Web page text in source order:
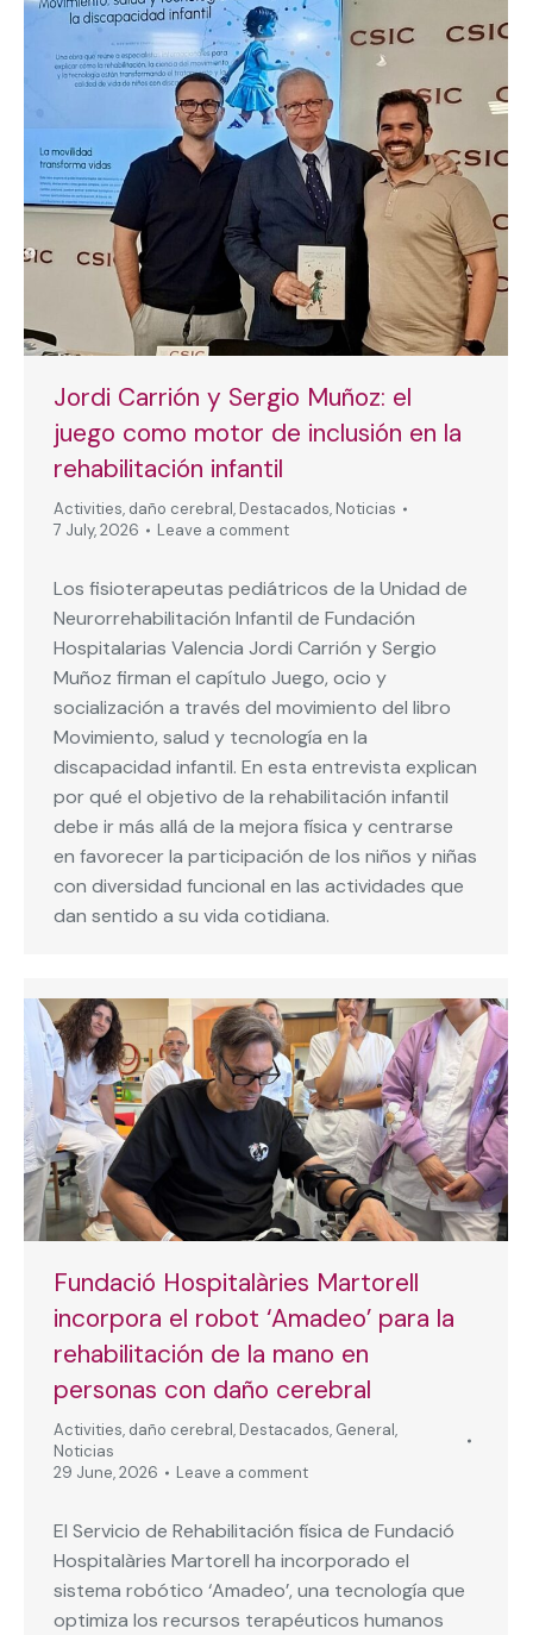
Jordi Carrión y Sergio Muñoz: el
juego como motor de inclusión en la
rehabilitación infantil
Activities, daño cerebral, Destacados, Noticias
7 July, 2026
Leave a comment
Los fisioterapeutas pediátricos de la Unidad de
Neurorrehabilitación Infantil de Fundación
Hospitalarias Valencia Jordi Carrión y Sergio
Muñoz firman el capítulo Juego, ocio y
socialización a través del movimiento del libro
Movimiento, salud y tecnología en la
discapacidad infantil. En esta entrevista explican
por qué el objetivo de la rehabilitación infantil
debe ir más allá de la mejora física y centrarse
en favorecer la participación de los niños y niñas
con diversidad funcional en las actividades que
dan sentido a su vida cotidiana.
Fundació Hospitalàries Martorell
incorpora el robot ‘Amadeo’ para la
rehabilitación de la mano en
personas con daño cerebral
Activities, daño cerebral, Destacados, General,
Noticias
29 June, 2026
Leave a comment
El Servicio de Rehabilitación física de Fundació
Hospitalàries Martorell ha incorporado el
sistema robótico ‘Amadeo’, una tecnología que
optimiza los recursos terapéuticos humanos